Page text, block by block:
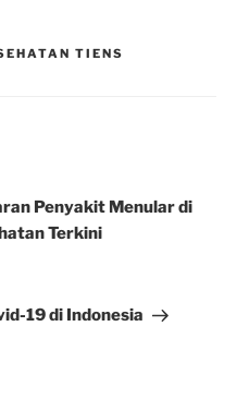
TIENS
Penyakit Menular di
Terkini
19 di Indonesia